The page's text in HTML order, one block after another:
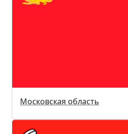
Московская область